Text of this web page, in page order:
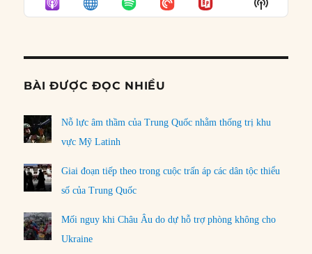
LIST
Podcast
BÀI ĐƯỢC ĐỌC NHIỀU
Nỗ lực âm thầm của Trung Quốc nhằm thống trị khu
vực Mỹ Latinh
Giai đoạn tiếp theo trong cuộc trấn áp các dân tộc thiểu
số của Trung Quốc
Mối nguy khi Châu Âu do dự hỗ trợ phòng không cho
Ukraine